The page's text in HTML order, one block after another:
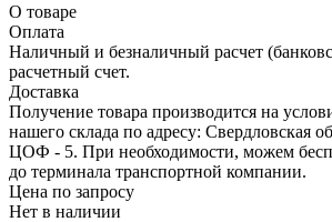
О товаре
Оплата
Наличный и безналичный расчет
расчетный счет.
Доставка
Получение товара производится на
нашего склада по адресу: Свердловская
ЦОФ - 5. При необходимости, можем
до терминала транспортной компании.
Цена по запросу
Нет в наличии